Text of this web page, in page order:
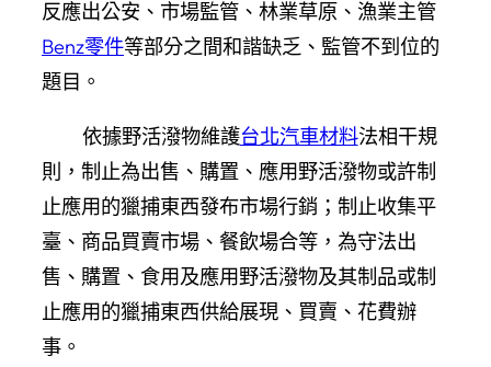
反應出公安、市場監管、林業草原、漁業主管
Benz零件等部分之間和諧缺乏、監管不到位的
題目。
依據野活潑物維護台北汽車材料法相干規
則，制止為出售、購置、應用野活潑物或許制
止應用的獵捕東西發布市場行銷；制止收集平
臺、商品買賣市場、餐飲場合等，為守法出
售、購置、食用及應用野活潑物及其制品或制
止應用的獵捕東西供給展現、買賣、花費辦
事。